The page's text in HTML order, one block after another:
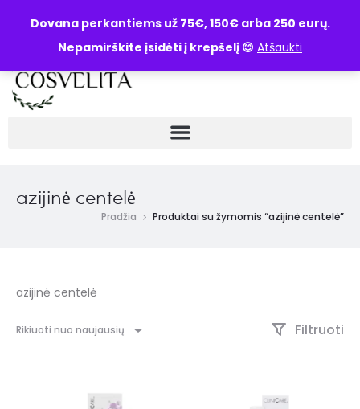
Dovana perkantiems už 75€, 150€ arba 250 eurų.
Nepamirškite įsidėti į krepšelį 😊 Atšaukti
UŽKLAUSA
azijinė centelė
Pradžia Produktai su žymomis “azijinė centelė”
azijinė centelė
Rikiuoti nuo naujausių Filtruoti